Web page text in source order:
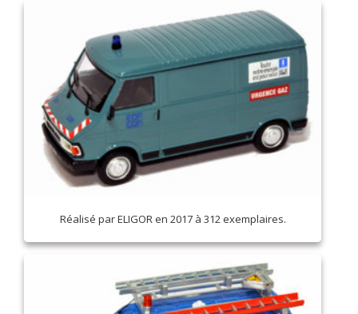
Réalisé par ELIGOR en 2017 à 312 exemplaires.